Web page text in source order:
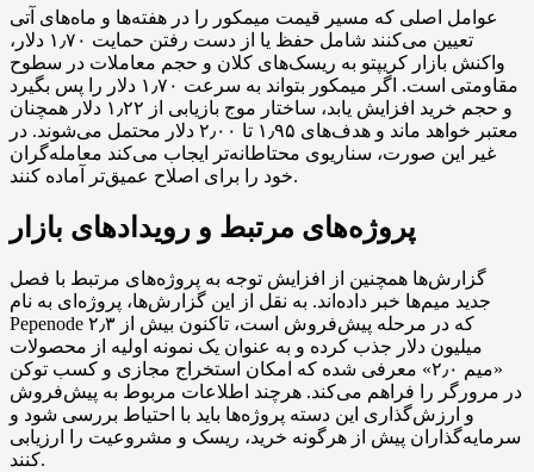
عوامل اصلی که مسیر قیمت میمکور را در هفته‌ها و ماه‌های آتی
تعیین می‌کنند شامل حفظ یا از دست رفتن حمایت ۱٫۷۰ دلار،
واکنش بازار کریپتو به ریسک‌های کلان و حجم معاملات در سطوح
مقاومتی است. اگر میمکور بتواند به سرعت ۱٫۷۰ دلار را پس بگیرد
و حجم خرید افزایش یابد، ساختار موج بازیابی از ۱٫۲۲ دلار همچنان
معتبر خواهد ماند و هدف‌های ۱٫۹۵ تا ۲٫۰۰ دلار محتمل می‌شوند. در
غیر این صورت، سناریوی محتاطانه‌تر ایجاب می‌کند معامله‌گران
خود را برای اصلاح عمیق‌تر آماده کنند.
پروژه‌های مرتبط و رویدادهای بازار
گزارش‌ها همچنین از افزایش توجه به پروژه‌های مرتبط با فصل
جدید میم‌ها خبر داده‌اند. به نقل از این گزارش‌ها، پروژه‌ای به نام
Pepenode که در مرحله پیش‌فروش است، تاکنون بیش از ۲٫۳
میلیون دلار جذب کرده و به عنوان یک نمونه اولیه از محصولات
«میم ۲٫۰» معرفی شده که امکان استخراج مجازی و کسب توکن
در مرورگر را فراهم می‌کند. هرچند اطلاعات مربوط به پیش‌فروش
و ارزش‌گذاری این دسته پروژه‌ها باید با احتیاط بررسی شود و
سرمایه‌گذاران پیش از هرگونه خرید، ریسک و مشروعیت را ارزیابی
کنند.